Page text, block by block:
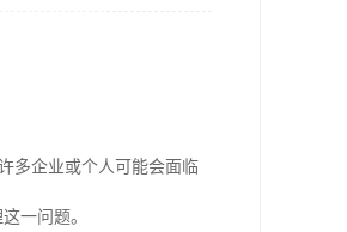
多企业或个人可能会面临
一问题。